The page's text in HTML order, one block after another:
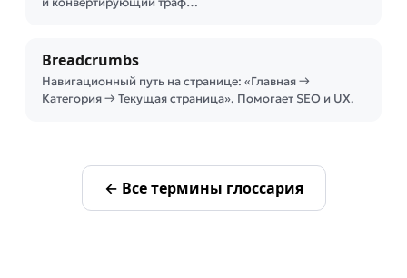
Breadcrumbs
Навигационный путь на странице: «Главная →
Категория → Текущая страница». Помогает SEO и UX.
← Все термины глоссария